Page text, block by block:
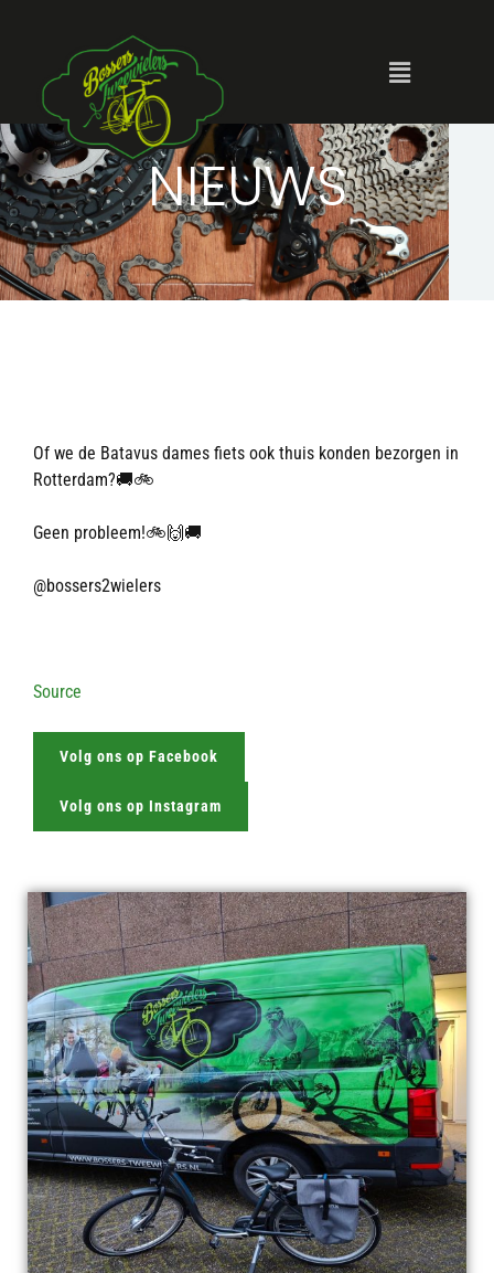
NIEUWS
Of we de Batavus dames fiets ook thuis konden bezorgen in
Rotterdam?🚚🚲
Geen probleem!🚲🙌🚚
@bossers2wielers
Source
Volg ons op Facebook
Volg ons op Instagram